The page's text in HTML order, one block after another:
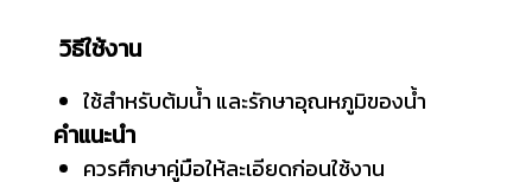
วิธีใช้งาน
ใช้สำหรับต้มน้ำ และรักษาอุณหภูมิของน้ำ
คำแนะนำ
ควรศึกษาคู่มือให้ละเอียดก่อนใช้งาน